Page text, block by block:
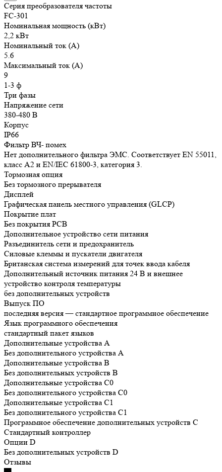
Серия преобразователя частоты
FC-301
Номинальная мощность (кВт)
2,2 кВт
Номинальный ток (А)
5.6
Максимальный ток (А)
9
1-3 ф
Три фазы
Напряжение сети
380-480 В
Корпус
IP66
Фильтр ВЧ- помех
Нет дополнительного фильтра ЭМС. Соответствует EN 55011,
класс A2 и EN/IEC 61800-3, категория 3.
Тормозная опция
Без тормозного прерывателя
Дисплей
Графическая панель местного управления (GLCP)
Покрытие плат
Без покрытия РСВ
Дополнительное устройство сети питания
Разъединитель сети и предохранитель
Силовые клеммы и пускатели двигателя
Британская система измерений для точек ввода кабеля
Дополнительный источник питания 24 В и внешнее
устройство контроля температуры
без дополнительных устройств
Выпуск ПО
последняя версия — стандартное программное обеспечение
Язык программного обеспечения
стандартный пакет языков
Дополнительные устройства А
Без дополнительного устройства A
Дополнительные устройства B
Без дополнительных устройств B
Дополнительные устройства C0
Без дополнительного устройства C0
Дополнительные устройства C1
Без дополнительного устройства C1
Программное обеспечение дополнительных устройств С
Cтандартный контроллер
Опции D
Без дополнительных устройств D
Отзывы